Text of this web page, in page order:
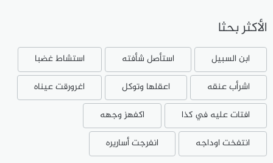
الأكثر بحثا
ابن السبيل استأصل شأفته
استشاط غضبا
اشرأب عنقه
اعقلها وتوكل
اغرورقت عيناه
افتات عليه في كذا
اكفهز وجهه
انتفخت اوداجه
انفرجت أساريره